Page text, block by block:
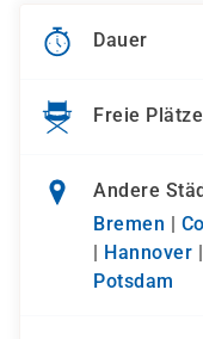
Dauer
Freie Plätze
Andere
Bremen
Hannover
Potsdam